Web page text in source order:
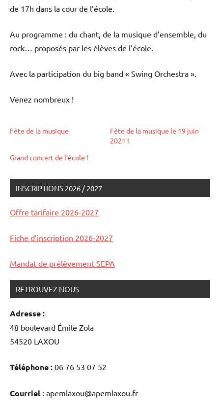
de 17h dans la cour de l’école.
Au programme : du chant, de la musique d’ensemble, du
rock… proposés par les élèves de l’école.
Avec la participation du big band « Swing Orchestra ».
Venez nombreux !
Fête de la musique
Fête de la musique le 19 juin
2021 !
Grand concert de l’école !
Non
classé
INSCRIPTIONS 2026 / 2027
Offre tarifaire 2026-2027
Fiche d’inscription 2026-2027
Mandat de prélèvement SEPA
RETROUVEZ-NOUS
Adresse :
48 boulevard Émile Zola
54520 LAXOU
Téléphone : 06 76 53 07 52
Courriel : apemlaxou@apemlaxou.fr